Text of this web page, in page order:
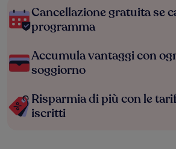
Cancellazione gratuita se
programma
Accumula vantaggi con
soggiorno
Risparmia di più con le
iscritti